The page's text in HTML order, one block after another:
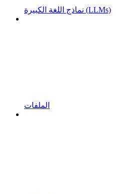
نماذج اللغة الكبيرة (LLMs)
الملفات